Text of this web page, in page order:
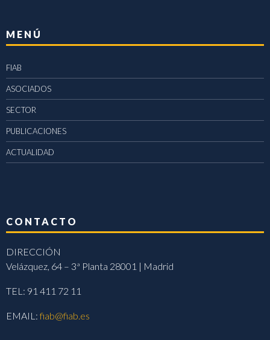
MENÚ
FIAB
ASOCIADOS
SECTOR
PUBLICACIONES
ACTUALIDAD
CONTACTO
DIRECCIÓN
Velázquez, 64 – 3ª Planta 28001 | Madrid
TEL: 91 411 72 11
EMAIL:fiab@fiab.es